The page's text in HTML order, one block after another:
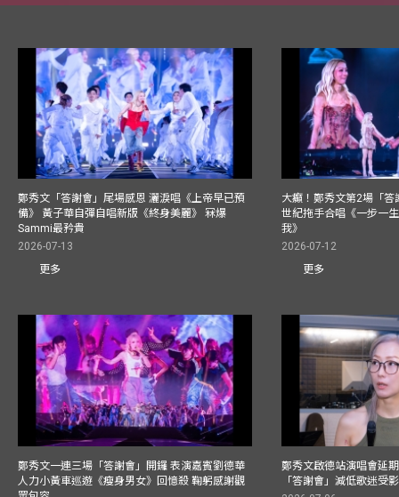
鄭秀文「答謝會」尾場感恩 灑淚唱《上帝早已預
備》 黃子華自彈自唱新版《終身美麗》 冧爆
Sammi最矜貴
2026-07-13
更多
大癲！鄭秀文第2場「
世紀拖手合唱《一步一
我》
2026-07-12
更多
鄭秀文一連三場「答謝會」開鑼 表演嘉賓劉德華
人力小黃車巡遊《瘦身男女》回憶殺 鞠躬感謝觀
鄭秀文啟德站演唱會延
「答謝會」減低歌迷受